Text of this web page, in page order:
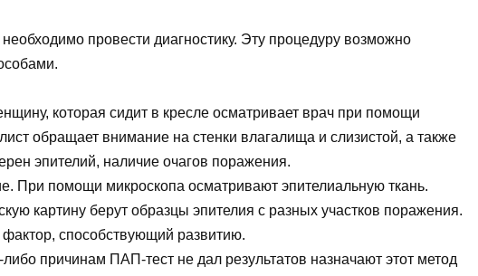
провести диагностику. Эту процедуру возможно
которая сидит в кресле осматривает врач при помощи
обращает внимание на стенки влагалища и слизистой, а также
эпителий, наличие очагов поражения.
При помощи микроскопа осматривают эпителиальную ткань.
картину берут образцы эпителия с разных участков поражения.
способствующий развитию.
причинам ПАП-тест не дал результатов назначают этот метод